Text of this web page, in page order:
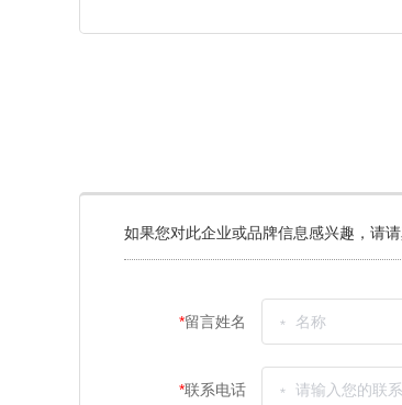
如果您对此企业或品牌信息感兴趣，请
*留言姓名
*联系电话